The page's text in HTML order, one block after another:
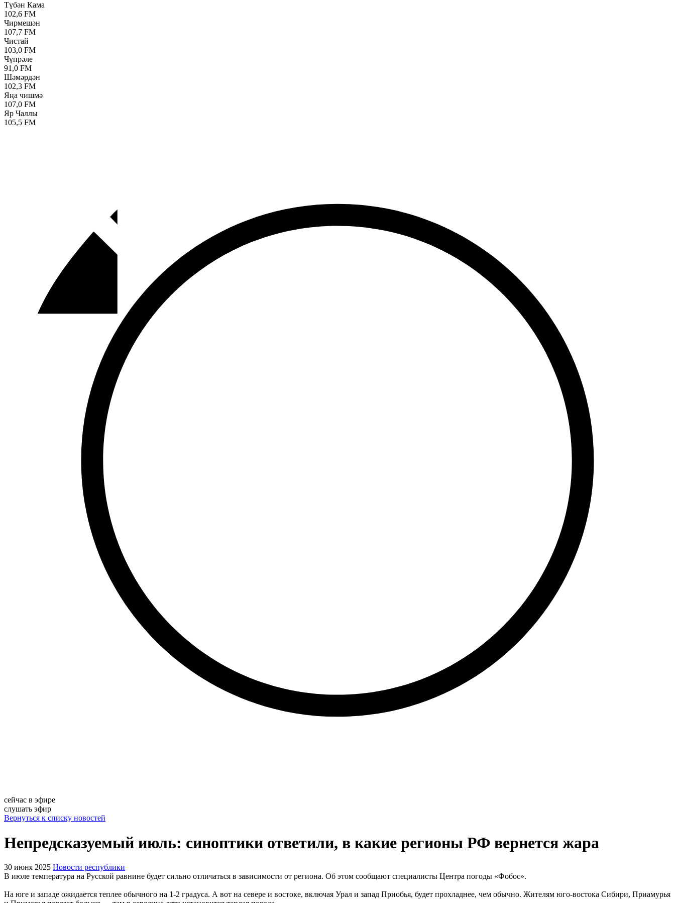
Түбән Кама
102,6 FM
Чирмешән
107,7 FM
Чистай
103,0 FM
Чүпрәле
91,0 FM
Шәмәрдән
102,3 FM
Яңа чишмә
107,0 FM
Яр Чаллы
105,5 FM
сейчас в эфире
слушать эфир
Вернуться к списку новостей
Непредсказуемый июль: синоптики ответили, в какие регионы РФ вернется жара
30 июня 2025 Новости республики
В июле температура на Русской равнине будет сильно отличаться в зависимости от региона. Об этом сообщают специалисты Центра погоды «Фобос».
На юге и западе ожидается теплее обычного на 1-2 градуса. А вот на севере и востоке, включая Урал и запад Приобья, будет прохладнее, чем обычно. Жителям юго-востока Сибири, Приамурья